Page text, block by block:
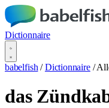
Dictionnaire
babelfish / Dictionnaire /
das